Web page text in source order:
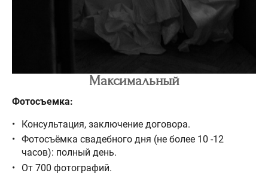
Максимальный
Фотосъемка:
Консультация, заключение договора.
Фотосъёмка свадебного дня (не более 10 -12
часов): полный день.
От 700 фотографий.